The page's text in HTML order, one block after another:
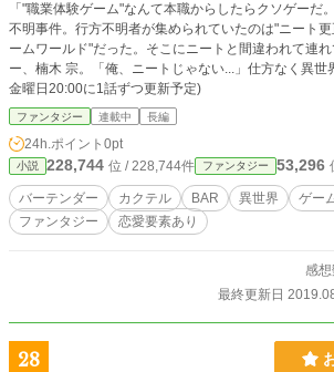
「"職業体験ゲーム"なんて本職からしたらクソゲーだ
不明事件。行方不明者が集められていたのは"ニート
ームワールド"だった。そこにニートと間違われて連
ー、楠木 宗。「俺、ニートじゃない...」仕方なく異世界で
金曜日20:00に1話ずつ更新予定)
ファンタジー 連載中 長編
24h.ポイント 0pt
小説 228,744 位 / 228,744件 ファンタジー 53,296
バーテンダー カクテル BAR 異世界 ゲー
ファンタジー
恋愛要素あり
感
最終更新日
28